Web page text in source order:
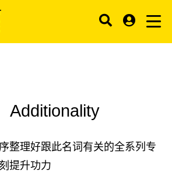
Additionality
整理好跟此名词有关的全系列专
提升功力